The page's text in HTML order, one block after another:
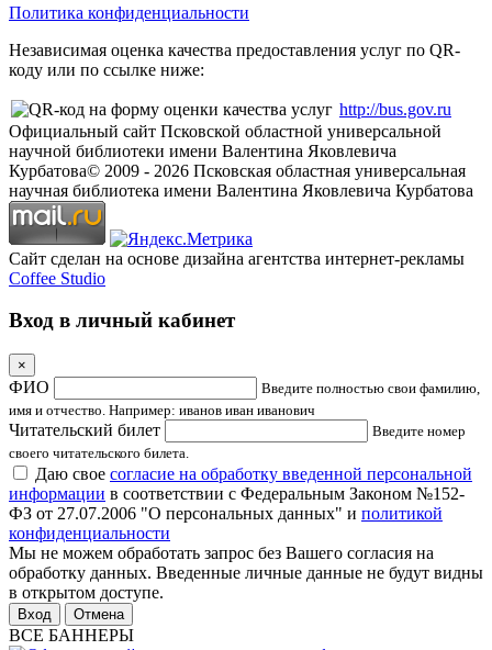
Политика конфиденциальности
Независимая оценка качества предоставления услуг по QR-
коду или по ссылке ниже:
http://bus.gov.ru
Официальный сайт Псковской областной универсальной
научной библиотеки имени Валентина Яковлевича
Курбатова© 2009 - 2026 Псковская областная универсальная
научная библиотека имени Валентина Яковлевича Курбатова
Сайт сделан на основе дизайна агентства интернет-рекламы
Coffee Studio
Вход в личный кабинет
×
ФИО
Введите полностью свои фамилию,
имя и отчество. Например: иванов иван иванович
Читательский билет
Введите номер
своего читательского билета.
Даю свое согласие на обработку введенной персональной
информации в соответствии с Федеральным Законом №152-
ФЗ от 27.07.2006 "О персональных данных" и политикой
конфиденциальности
Мы не можем обработать запрос без Вашего согласия на
обработку данных. Введенные личные данные не будут видны
в открытом доступе.
Отмена
ВСЕ БАННЕРЫ